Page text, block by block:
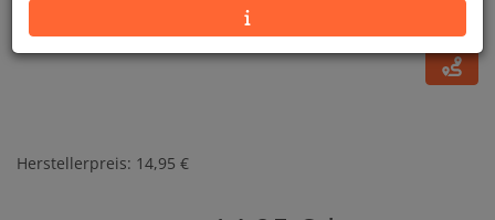
Herstellerpreis: 14,95 €